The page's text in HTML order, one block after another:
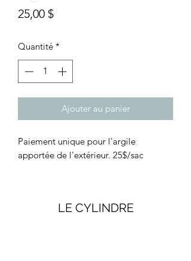
25,00 $Prix
Quantité *
Ajouter au panier
Paiement unique pour l'argile
apportée de l'extérieur. 25$/sac
LE CYLINDRE